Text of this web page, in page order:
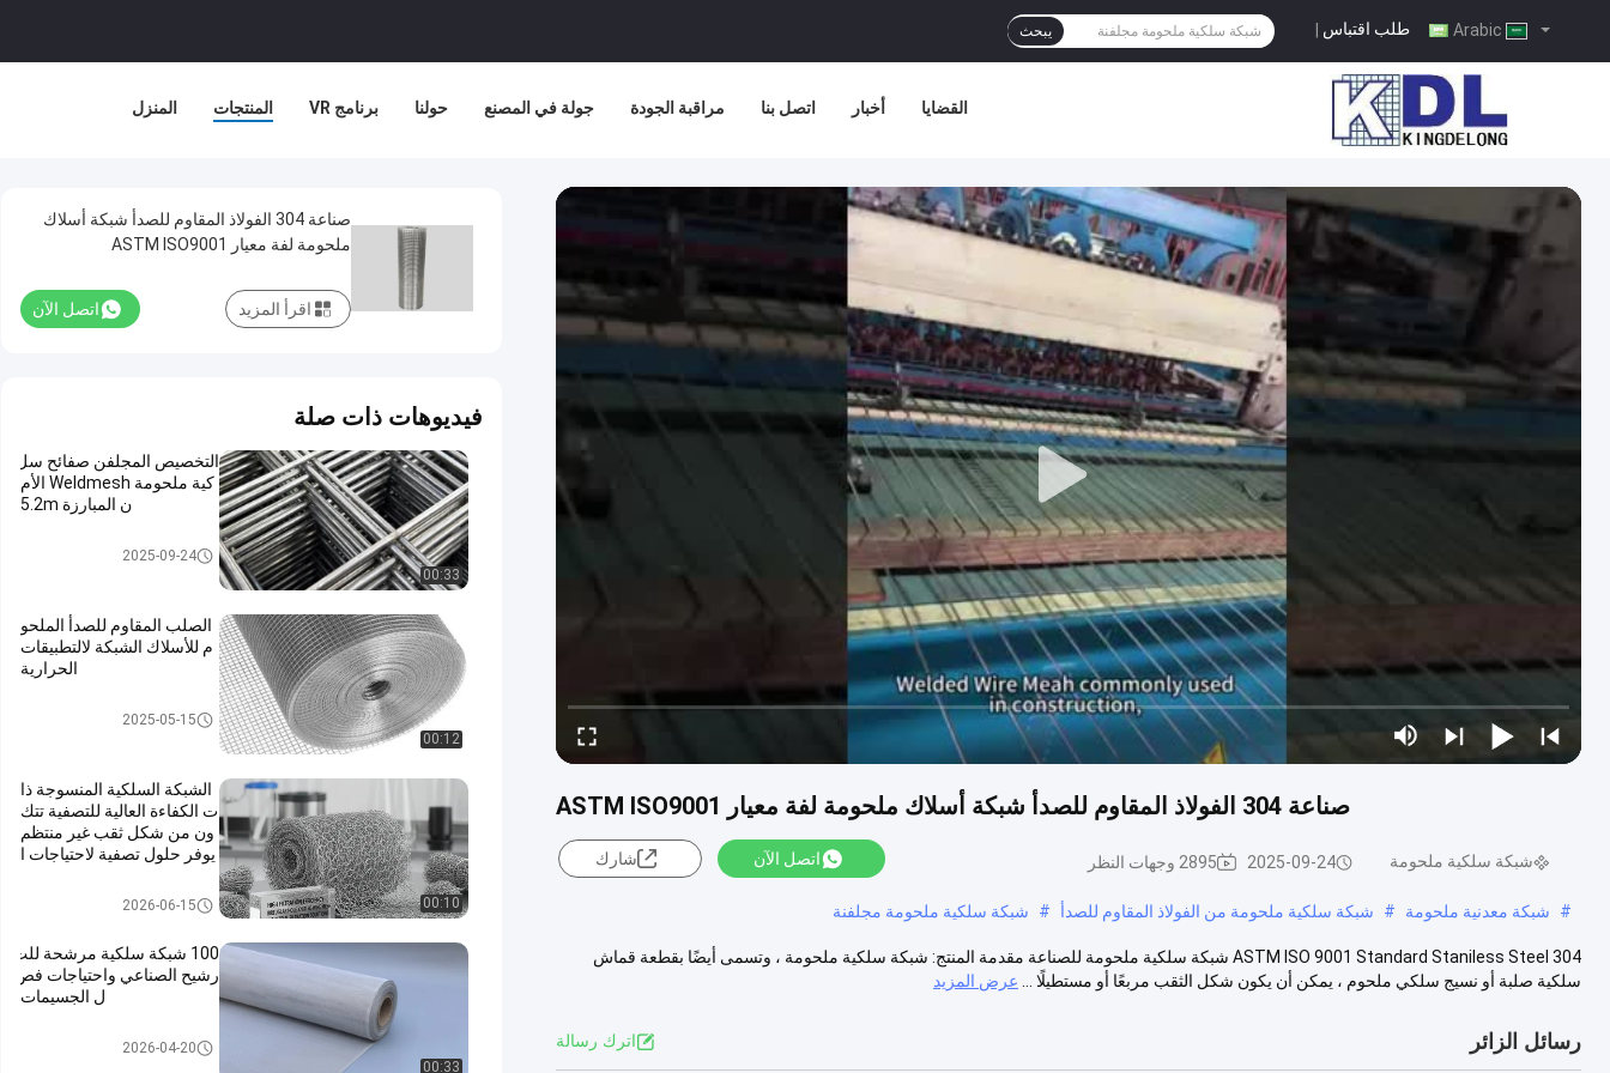
طلب اقتباس يبحث
المنزل المنتجات برنامج VR حولنا جولة في المصنع مراقبة الجودة اتصل بنا أخبار القضايا
صناعة 304 الفولاذ المقاوم للصدأ شبكة أسلاك ملحومة لفة معيار ASTM ISO9001
شبكة سلكية ملحومة 2025-09-24 2895 وجهات النظر اتصل الآن شارك
# شبكة معدنية ملحومة # شبكة سلكية ملحومة من الفولاذ المقاوم للصدأ # شبكة سلكية ملحومة مجلفنة
ASTM ISO 9001 Standard Staniless Steel 304 شبكة سلكية ملحومة للصناعة مقدمة المنتج: شبكة سلكية ملحومة ، وتسمى أيضًا بقطعة قماش
سلكية صلبة أو نسيج سلكي ملحوم ، يمكن أن يكون شكل الثقب مربعًا أو مستطيلًا ...
عرض المزيد
رسائل الزائر اترك رسالة
صناعة 304 الفولاذ المقاوم للصدأ شبكة أسلاك
ملحومة لفة معيار ASTM ISO9001
اتصل الآن اقرأ المزيد
فيديوهات ذات صلة
00:33
التخصيص المجلفن صفائح سل
كية ملحومة Weldmesh الأم
ن المبارزة 5.2m
لوحات شبكة سلكية ملحومة
2025-09-24
00:12
الصلب المقاوم للصدأ الملحو
م للأسلاك الشبكة لالتطبيقات
الحرارية
شبكة سلكية ملحومة2025-05-15
00:10
الشبكة السلكية المنسوجة ذا
ت الكفاءة العالية للتصفية تتك
ون من شكل ثقب غير منتظم
يوفر حلول تصفية لاحتياجات ا
شبكة سلكية محبوكة2026-06-15
00:33
100 شبكة سلكية مرشحة للت
رشيح الصناعي واحتياجات فص
ل الجسيمات
مرشح شبكة سلكية2026-04-20